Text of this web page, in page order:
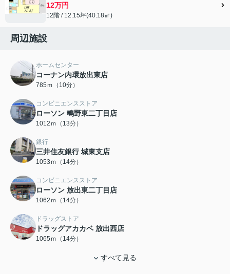
12万円
12階 / 12.15坪(40.18㎡)
周辺施設
ホームセンター
コーナン内環放出東店
785ｍ（10分）
コンビニエンスストア
ローソン 鴫野東二丁目店
1012ｍ（13分）
銀行
三井住友銀行 城東支店
1053ｍ（14分）
コンビニエンスストア
ローソン 放出東二丁目店
1062ｍ（14分）
ドラッグストア
ドラッグアカカベ 放出西店
1065ｍ（14分）
すべて見る